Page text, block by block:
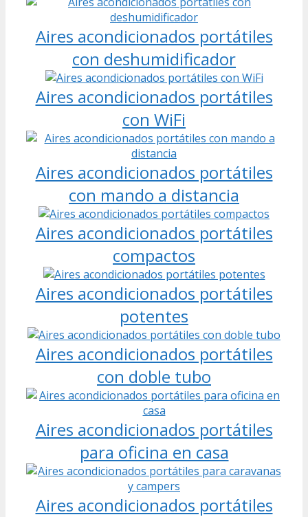
Aires acondicionados portátiles
con deshumidificador
Aires acondicionados portátiles
con WiFi
Aires acondicionados portátiles
con mando a distancia
Aires acondicionados portátiles
compactos
Aires acondicionados portátiles
potentes
Aires acondicionados portátiles
con doble tubo
Aires acondicionados portátiles
para oficina en casa
Aires acondicionados portátiles